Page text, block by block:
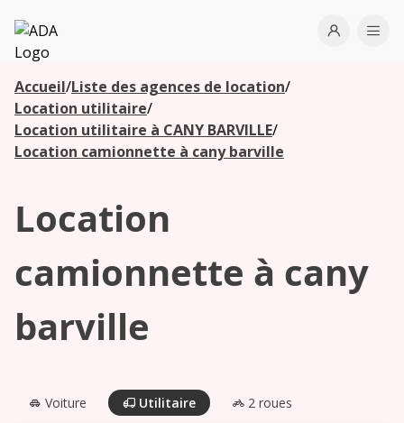
ADA
Open
Accueil/Liste des agences de location/
Location utilitaire/
Location utilitaire à CANY BARVILLE/
Location camionnette à cany barville
Location
camionnette à cany
barville
Voiture Utilitaire 2 roues
Les
agences à
proximité
Commencez
votre
pour voir les
proximité